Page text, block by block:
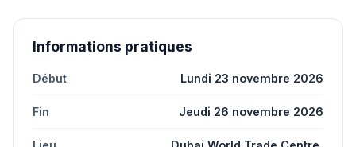
Informations pratiques
Début Lundi 23 novembre 2026
Fin Jeudi 26 novembre 2026